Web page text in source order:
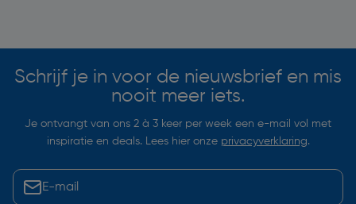
Schrijf je in voor de nieuwsbrief en mis
nooit meer iets.
Je ontvangt van ons 2 à 3 keer per week een e-mail vol met
inspiratie en deals. Lees hier onze privacyverklaring.